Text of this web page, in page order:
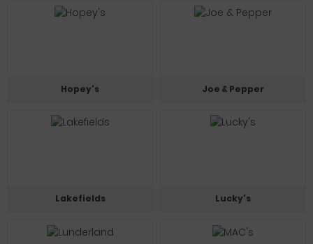
Hopey's Joe & Pepper
Lakefields Lucky's